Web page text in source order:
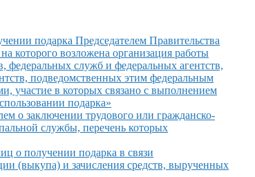
подарка Председателем Правительства
на которого возложена организация работы
федеральных служб и федеральных агентств,
подведомственных этим федеральным
участие в которых связано с выполнением
подарка»
о заключении трудового или гражданско-
службы, перечень которых
о получении подарка в связи
(выкупа) и зачисления средств, вырученных